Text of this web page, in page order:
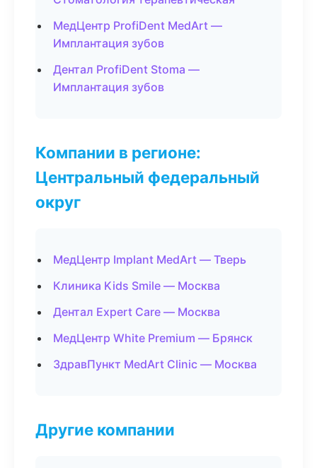
МедЦентр ProfiDent MedArt —
Имплантация зубов
Дентал ProfiDent Stoma —
Имплантация зубов
Компании в регионе:
Центральный федеральный
округ
МедЦентр Implant MedArt — Тверь
Клиника Kids Smile — Москва
Дентал Expert Care — Москва
МедЦентр White Premium — Брянск
ЗдравПункт MedArt Clinic — Москва
Другие компании